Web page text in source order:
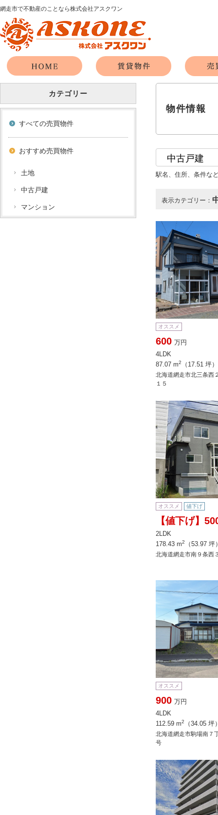
網走市で不動産のことなら株式会社アスクワン
物件情報
駅名、住所、条件な
表示カテゴリー：
オススメ
600 万円
4LDK
87.07 m2 （17.51 坪）
北海道網走市北三条西
１５
オススメ 値下げ
【値下げ】
2LDK
178.43 m2 （53.97 坪
北海道網走市南９条西
オススメ
900 万円
4LDK
112.59 m2 （34.05 坪
北海道網走市駒場南７
号
カテゴリー
すべての売買物件
おすすめ売買物件
土地
中古戸建
マンション